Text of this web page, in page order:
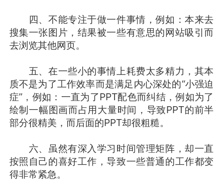
四、不能专注于做一件事情，例如：本来去
搜集一张图片，结果被一些有意思的网站吸引而
去浏览其他网页。
五、在一些小的事情上耗费太多精力，其本
质不是为了工作效率而是满足内心深处的“小强迫
症”，例如：一直为了PPT配色而纠结，例如为了
绘制一幅图画而占用大量时间，导致PPT的前半
部分很精美，而后面的PPT却很粗糙。
六、虽然有深入学习时间管理矩阵，却一直
按照自己的喜好工作，导致一些普通的工作都变
得非常紧急。